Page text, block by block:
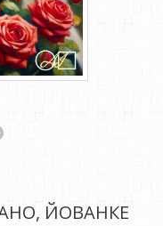
ЙОВАНКЕ